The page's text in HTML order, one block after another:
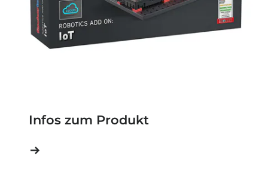
Infos zum Produkt